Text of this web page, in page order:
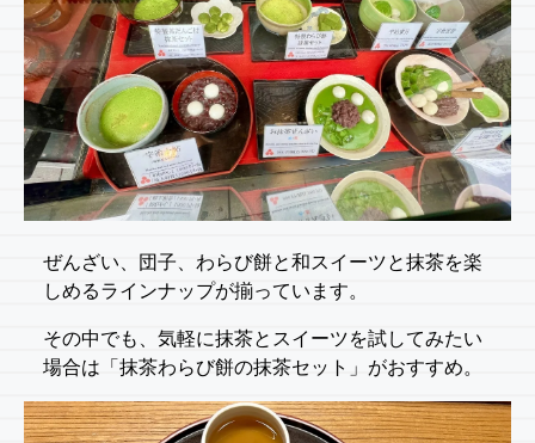
ぜんざい、団子、わらび餅と和スイーツと抹茶を楽
しめるラインナップが揃っています。
その中でも、気軽に抹茶とスイーツを試してみたい
場合は「抹茶わらび餅の抹茶セット」がおすすめ。